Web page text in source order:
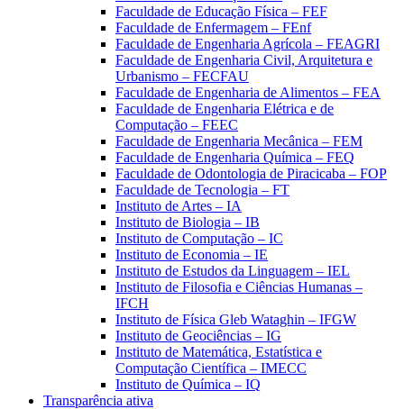
Faculdade de Educação Física – FEF
Faculdade de Enfermagem – FEnf
Faculdade de Engenharia Agrícola – FEAGRI
Faculdade de Engenharia Civil, Arquitetura e
Urbanismo – FECFAU
Faculdade de Engenharia de Alimentos – FEA
Faculdade de Engenharia Elétrica e de
Computação – FEEC
Faculdade de Engenharia Mecânica – FEM
Faculdade de Engenharia Química – FEQ
Faculdade de Odontologia de Piracicaba – FOP
Faculdade de Tecnologia – FT
Instituto de Artes – IA
Instituto de Biologia – IB
Instituto de Computação – IC
Instituto de Economia – IE
Instituto de Estudos da Linguagem – IEL
Instituto de Filosofia e Ciências Humanas –
IFCH
Instituto de Física Gleb Wataghin – IFGW
Instituto de Geociências – IG
Instituto de Matemática, Estatística e
Computação Científica – IMECC
Instituto de Química – IQ
Transparência ativa